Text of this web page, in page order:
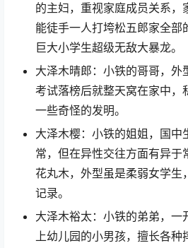
的主妇，重视家庭成员关系，
能徒手一人打垮松五郎家全部
巨大小学生超级无敌大暴龙。
大泽木晴郎：小铁的哥哥，外
考试落榜后就整天窝在家中，
一些奇怪的发明。
大泽木樱：小铁的姐姐，国中
常，但在异性交往方面有异于
花丸木，外型虽是柔弱女学生
记录。
大泽木裕太：小铁的弟弟，一
上幼儿园的小男孩，擅长各种